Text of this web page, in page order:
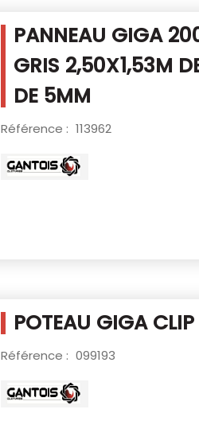
PANNEAU GIGA
GRIS 2,50X1,53M
DE 5MM
Référence : 113962
POTEAU GIGA
Référence : 099193